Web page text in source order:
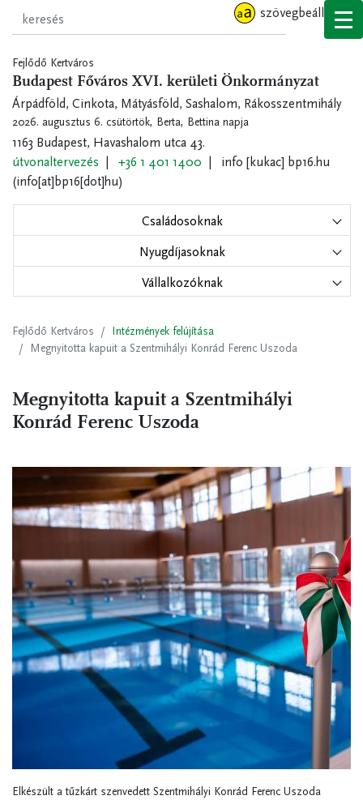
szövegbeállítások
Fejlődő Kertváros
Budapest Főváros XVI. kerületi Önkormányzat
Árpádföld, Cinkota, Mátyásföld, Sashalom, Rákosszentmihály
2026. augusztus 6. csütörtök, Berta, Bettina napja
1163 Budapest, Havashalom utca 43.
útvonaltervezés
+36 1 401 1400 info [kukac] bp16.hu
(info[at]bp16[dot]hu)
Családosoknak
Nyugdíjasoknak
Vállalkozóknak
Fejlődő Kertváros
Intézmények felújítása
Megnyitotta kapuit a Szentmihályi Konrád Ferenc Uszoda
Megnyitotta kapuit a Szentmihályi
Konrád Ferenc Uszoda
Elkészült a tűzkárt szenvedett Szentmihályi Konrád Ferenc Uszoda